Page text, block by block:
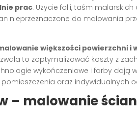
prac. Użycie folii, taśm malarskich
nieprzeznaczone do malowania
większości powierzchni i
to zoptymalizować koszty z
wykończeniowe i farby dają
oraz indywidualnych
– malowanie